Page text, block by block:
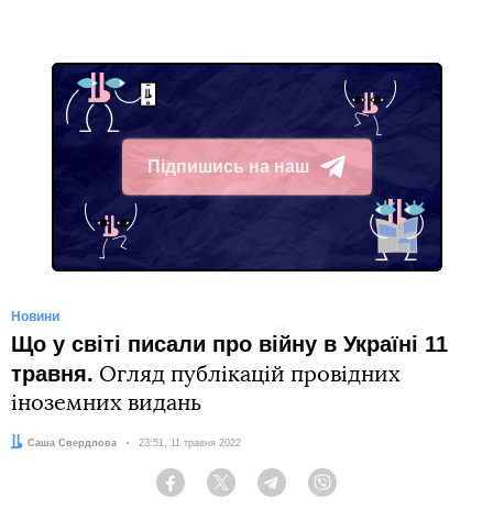
Підпишись на наш
Telegram
Новини
Що у світі писали про війну в Україні 11
травня. Огляд публікацій провідних
іноземних видань
Автор:
Саша Свердлова Дата:
23:51, 11 травня 2022
Facebook Twitter Telegram